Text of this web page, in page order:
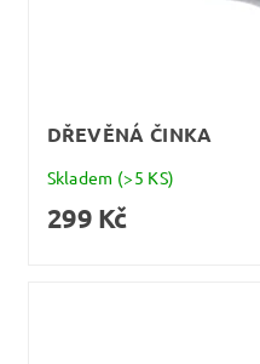
DŘEVĚNÁ ČINKA
Skladem (>5 KS)
299 Kč